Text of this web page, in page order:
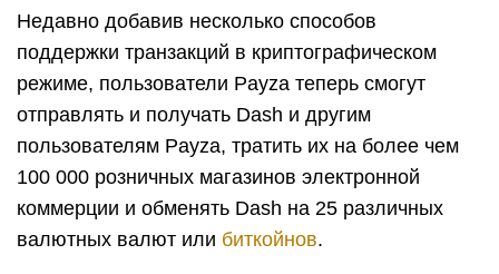
Недавно добавив несколько способов
поддержки транзакций в криптографическом
режиме, пользователи Payza теперь смогут
отправлять и получать Dash и другим
пользователям Payza, тратить их на более чем
100 000 розничных магазинов электронной
коммерции и обменять Dash на 25 различных
валютных валют или биткойнов.